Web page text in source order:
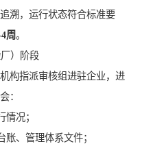
溯，运行状态符合标准要
周。
）阶段
构指派审核组进驻企业，进
：
况；
、管理体系文件；